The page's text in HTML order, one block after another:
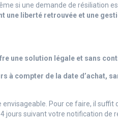
si une demande de résiliation
une liberté retrouvée et une
une solution légale et sans
à compter de la date d’achat,
Pour ce faire, il
jours suivant votre notification de